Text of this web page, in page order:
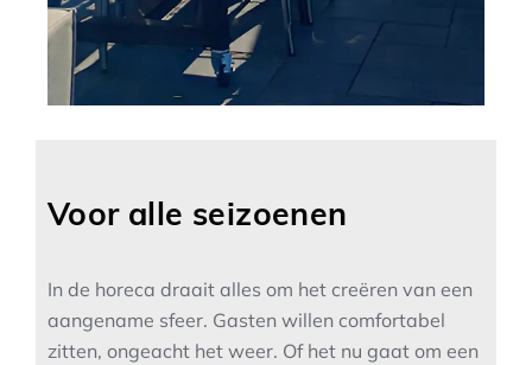
Voor alle seizoenen
In de horeca draait alles om het creëren van een
aangename sfeer. Gasten willen comfortabel
zitten, ongeacht het weer. Of het nu gaat om een